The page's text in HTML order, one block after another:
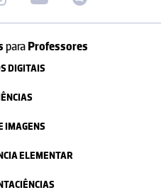
paraProfessores
DIGITAIS
IMAGENS
ELEMENTAR